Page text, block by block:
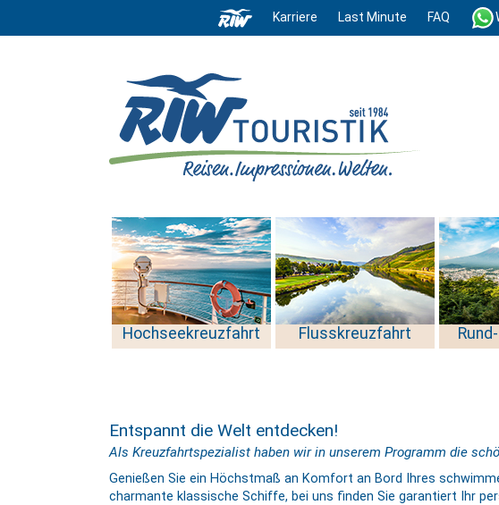
Karriere Last Minute FAQ
Hochseekreuzfahrt Flusskreuzfahrt
Entspannt die Welt entdecken!
Als Kreuzfahrtspezialist haben wir in unserem Programm die
Genießen Sie ein Höchstmaß an Komfort an Bord Ihres
charmante klassische Schiffe, bei uns finden Sie garantiert Ihr